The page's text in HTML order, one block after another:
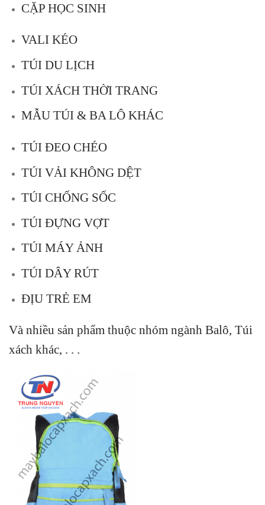
CẶP HỌC SINH
VALI KÉO
TÚI DU LỊCH
TÚI XÁCH THỜI TRANG
MẪU TÚI & BA LÔ KHÁC
TÚI ĐEO CHÉO
TÚI VẢI KHÔNG DỆT
TÚI CHỐNG SỐC
TÚI ĐỰNG VỢT
TÚI MÁY ẢNH
TÚI DÂY RÚT
ĐỊU TRẺ EM
Và nhiều sản phẩm thuộc nhóm ngành Balô, Túi
xách khác, . . .